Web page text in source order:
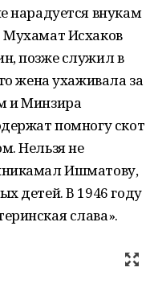
нарадуется внукам
Исхаков
позже служил в
жена ухаживала за
и Минзира
помногу скот
Нельзя не
Ишматову,
детей. В 1946 году
слава».